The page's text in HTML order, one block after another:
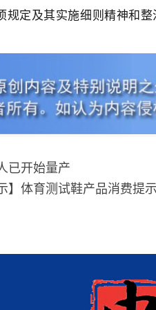
规定及其实施细则精神和
已开始量产
】体育测试鞋产品消费提